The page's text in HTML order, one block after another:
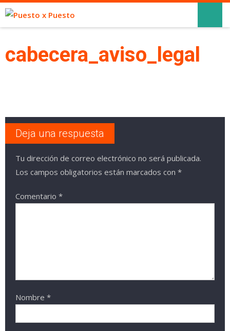
cabecera_aviso_legal
Deja una respuesta
Tu dirección de correo electrónico no será publicada.
Los campos obligatorios están marcados con *
Comentario *
Nombre *